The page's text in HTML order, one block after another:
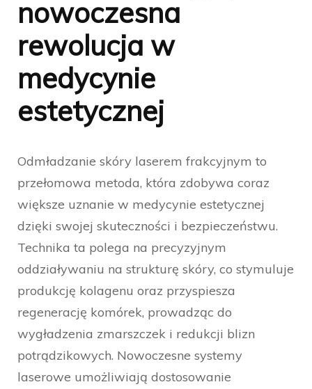
nowoczesna
rewolucja w
medycynie
estetycznej
Odmładzanie skóry laserem frakcyjnym to
przełomowa metoda, która zdobywa coraz
większe uznanie w medycynie estetycznej
dzięki swojej skuteczności i bezpieczeństwu.
Technika ta polega na precyzyjnym
oddziaływaniu na strukturę skóry, co stymuluje
produkcję kolagenu oraz przyspiesza
regenerację komórek, prowadząc do
wygładzenia zmarszczek i redukcji blizn
potrądzikowych. Nowoczesne systemy
laserowe umożliwiają dostosowanie